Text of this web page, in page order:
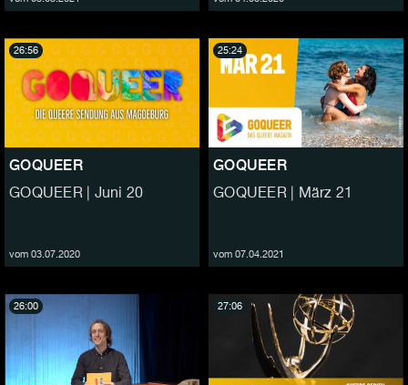
GOQUEER
GOQUEER | Juni 20
vom 03.07.2020
26:56
GOQUEER
GOQUEER | März 21
vom 07.04.2021
25:24
26:00 27:06